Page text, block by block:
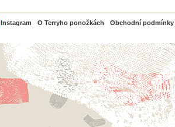
Instagram O Terryho ponožkách Obchodní podmínky
PayPal